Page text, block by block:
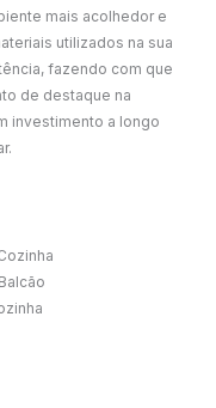
mais acolhedor e
utilizados na sua
fazendo com que
de destaque na
investimento a longo